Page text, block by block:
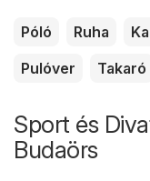
Póló Ruha
Pulóver
Takaró
Sport és
Budaörs